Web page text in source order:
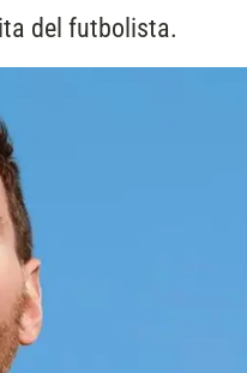
del futbolista.